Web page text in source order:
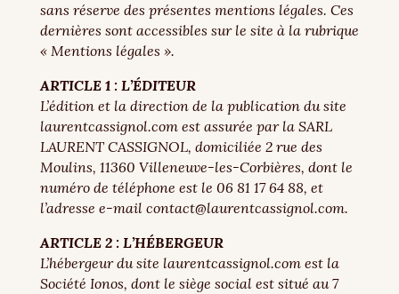
sans réserve des présentes mentions légales. Ces
dernières sont accessibles sur le site à la rubrique
« Mentions légales ».
ARTICLE 1 : L’ÉDITEUR
L’édition et la direction de la publication du site
laurentcassignol.com est assurée par la SARL
LAURENT CASSIGNOL, domiciliée 2 rue des
Moulins, 11360 Villeneuve-les-Corbières, dont le
numéro de téléphone est le 06 81 17 64 88, et
l’adresse e-mail contact@laurentcassignol.com.
ARTICLE 2 : L’HÉBERGEUR
L’hébergeur du site laurentcassignol.com est la
Société Ionos, dont le siège social est situé au 7